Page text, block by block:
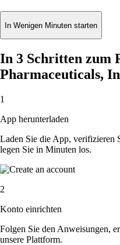
In Wenigen Minuten starten
In 3 Schritten zum
Pharmaceuticals,
1
App herunterladen
Laden Sie die App, verifizieren
legen Sie in Minuten los.
2
Konto einrichten
Folgen Sie den Anweisungen,
unsere Plattform.